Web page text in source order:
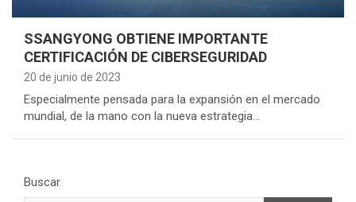
SSANGYONG OBTIENE IMPORTANTE
CERTIFICACIÓN DE CIBERSEGURIDAD
20 de junio de 2023
Especialmente pensada para la expansión en el mercado
mundial, de la mano con la nueva estrategia…
Buscar